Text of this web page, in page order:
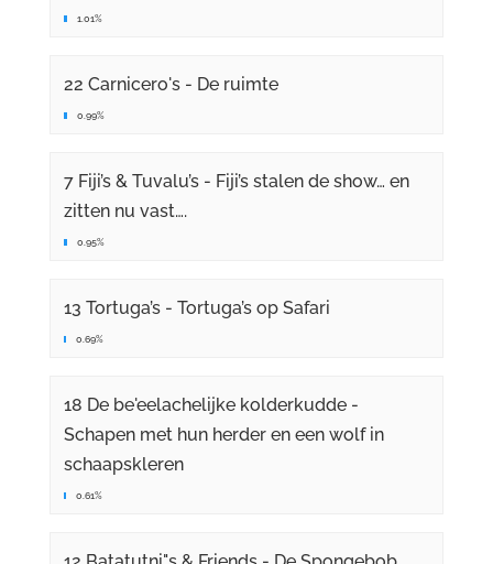
1.01%
22 Carnicero's - De ruimte
0.99%
7 Fiji’s & Tuvalu’s - Fiji’s stalen de show… en
zitten nu vast….
0.95%
13 Tortuga’s - Tortuga’s op Safari
0.69%
18 De be'eelachelijke kolderkudde -
Schapen met hun herder en een wolf in
schaapskleren
0.61%